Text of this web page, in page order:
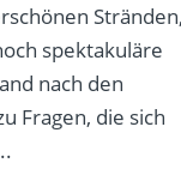
spektakuläre
nach den
Fragen, die sich